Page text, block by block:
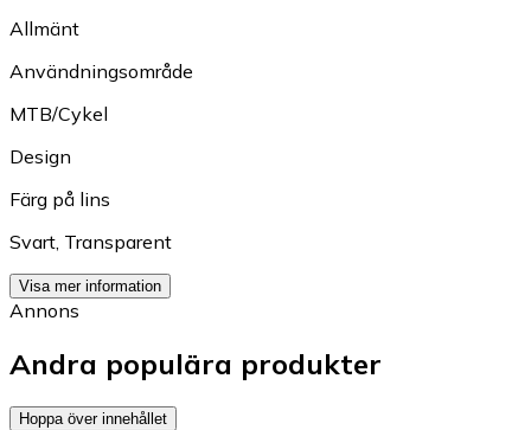
Allmänt
Användningsområde
MTB/Cykel
Design
Färg på lins
Svart, Transparent
Visa mer information
Annons
Andra populära produkter
Hoppa över innehållet